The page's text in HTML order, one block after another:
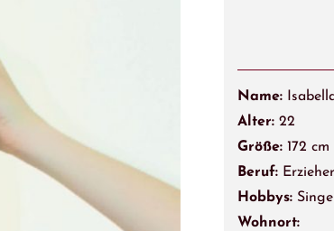
Name:
Alter: 22
Größe: 172 cm
Beruf:
Hobbys:
Wohnort: